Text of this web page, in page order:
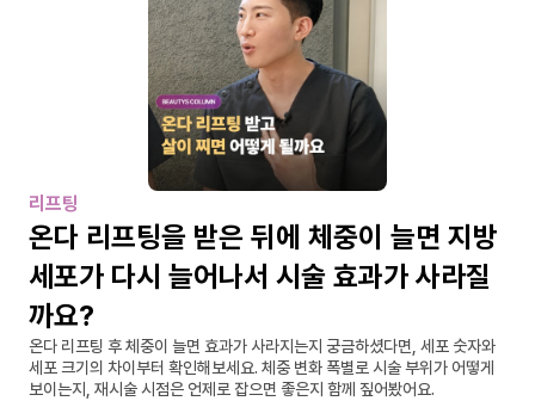
리프팅
온다 리프팅을 받은 뒤에 체중이 늘면 지방
세포가 다시 늘어나서 시술 효과가 사라질
까요?
온다 리프팅 후 체중이 늘면 효과가 사라지는지 궁금하셨다면, 세포 숫자와
세포 크기의 차이부터 확인해보세요. 체중 변화 폭별로 시술 부위가 어떻게
보이는지, 재시술 시점은 언제로 잡으면 좋은지 함께 짚어봤어요.